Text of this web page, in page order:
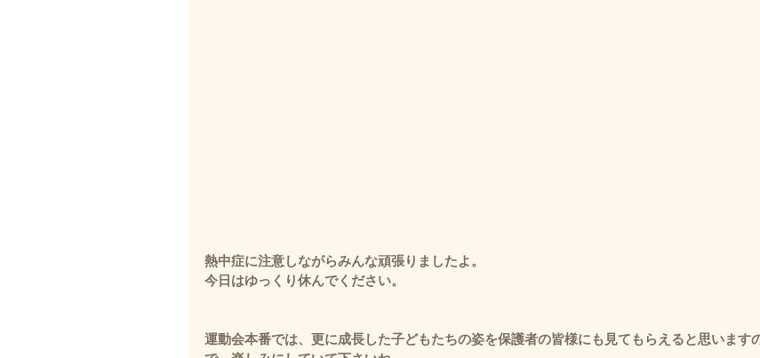
熱中症に注意しながらみんな頑張りましたよ。
今日はゆっくり休んでください。
運動会本番では、更に成長した子どもたちの姿を保護者の皆様にも見てもらえると思います